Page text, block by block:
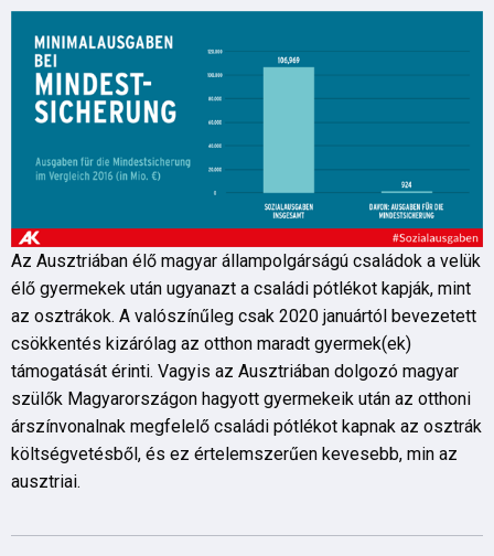
Az Ausztriában élő magyar állampolgárságú családok a velük
élő gyermekek után ugyanazt a családi pótlékot kapják, mint
az osztrákok. A valószínűleg csak 2020 januártól bevezetett
csökkentés kizárólag az otthon maradt gyermek(ek)
támogatását érinti. Vagyis az Ausztriában dolgozó magyar
szülők Magyarországon hagyott gyermekeik után az otthoni
árszínvonalnak megfelelő családi pótlékot kapnak az osztrák
költségvetésből, és ez értelemszerűen kevesebb, min az
ausztriai.